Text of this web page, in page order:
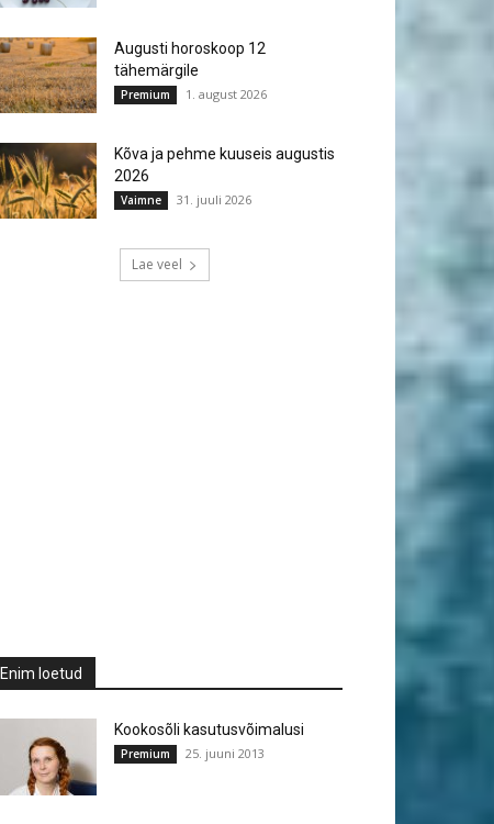
Augusti horoskoop 12
tähemärgile
Premium 1. august 2026
Kõva ja pehme kuuseis augustis
2026
Vaimne 31. juuli 2026
Lae veel
Enim loetud
Kookosõli kasutusvõimalusi
Premium 25. juuni 2013